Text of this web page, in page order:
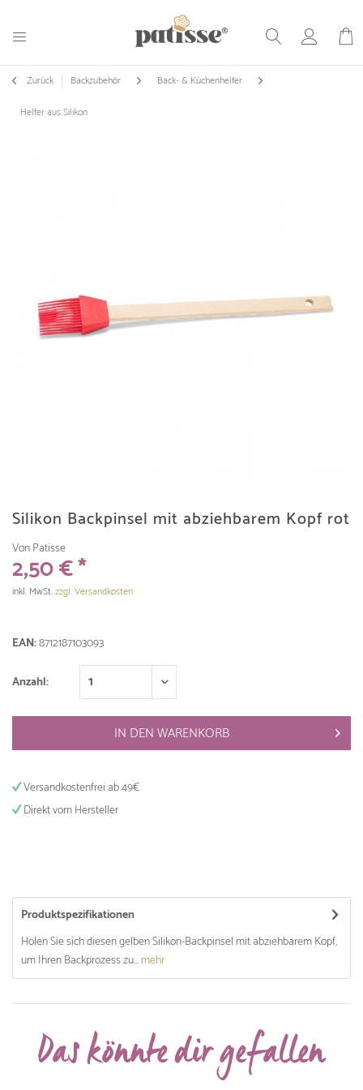
Zurück Backzubehör Back- & Küchenhelfer
Helfer aus Silikon
Silikon Backpinsel mit abziehbarem Kopf rot
Von Patisse
2,50 € *
inkl. MwSt.zzgl. Versandkosten
EAN:8712187103093
Anzahl:
IN DENWARENKORB
Versandkostenfrei ab 49€
Direkt vom Hersteller
Produktspezifikationen
Holen Sie sich diesen gelben Silikon-Backpinsel mit abziehbarem Kopf,
um Ihren Backprozess zu...mehr
Das könnte dir gefallen